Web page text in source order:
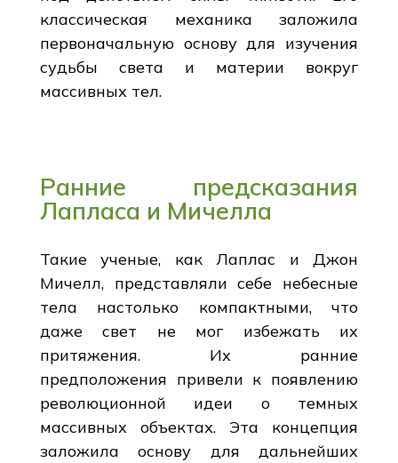
классическая механика заложила
первоначальную основу для изучения
судьбы света и материи вокруг
массивных тел.
Ранние предсказания
Лапласа и Мичелла
Такие ученые, как Лаплас и Джон
Мичелл, представляли себе небесные
тела настолько компактными, что
даже свет не мог избежать их
притяжения. Их ранние
предположения привели к появлению
революционной идеи о темных
массивных объектах. Эта концепция
заложила основу для дальнейших